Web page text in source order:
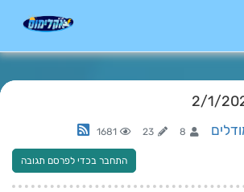
8
23
1681
התחבר בכדי לפרסם תגובה